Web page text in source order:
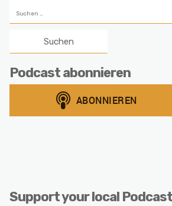
nach:
Podcast abonnieren
Support your local Podcast